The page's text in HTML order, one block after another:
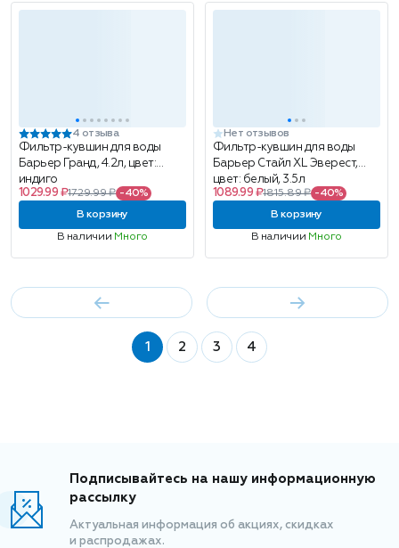
4 отзыва
Фильтр-кувшин для воды
Барьер Гранд, 4.2л, цвет:
индиго
1029.99 ₽1729.99 ₽ -40%
В корзину
В наличии Много
Нет отзывов
Фильтр-кувшин для воды
Барьер Стайл XL Эверест,
цвет: белый, 3.5л
1089.99 ₽1815.89 ₽ -40%
В корзину
В наличии Много
1 2 3 4
Подписывайтесь на нашу информационную
рассылку
Актуальная информация об акциях, скидках
и распродажах.